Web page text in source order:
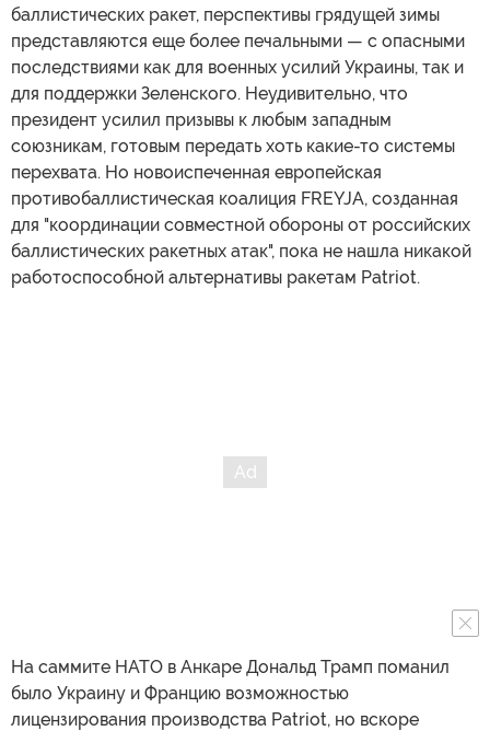
баллистических ракет, перспективы грядущей зимы
представляются еще более печальными — с опасными
последствиями как для военных усилий Украины, так и
для поддержки Зеленского. Неудивительно, что
президент усилил призывы к любым западным
союзникам, готовым передать хоть какие-то системы
перехвата. Но новоиспеченная европейская
противобаллистическая коалиция FREYJA, созданная
для "координации совместной обороны от российских
баллистических ракетных атак", пока не нашла никакой
работоспособной альтернативы ракетам Patriot.
На саммите НАТО в Анкаре Дональд Трамп поманил
было Украину и Францию возможностью
лицензирования производства Patriot, но вскоре